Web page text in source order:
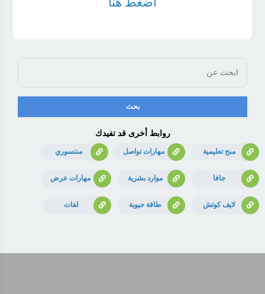
روابط أخرى قد تفيدك
منح تعليمية مهارات تواصل منتسوري
جافا موارد بشرية مهارات عرض
لايف كوتش طاقة حيوية لغات